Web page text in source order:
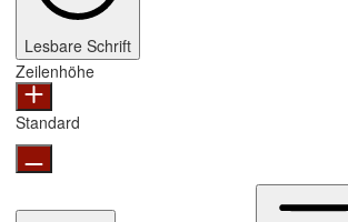
Lesbare Schrift
Zeilenhöhe
Standard